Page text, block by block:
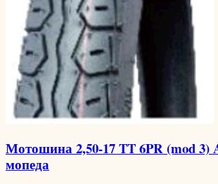
Мотошина 2,50-17 TT 6PR (mod 3)
мопеда